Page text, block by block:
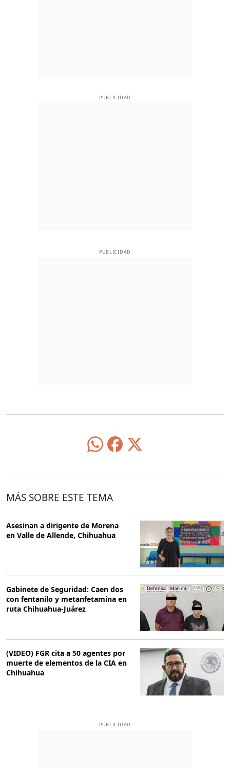
PUBLICIDAD
PUBLICIDAD
MÁS SOBRE ESTE TEMA
Asesinan a dirigente de Morena
en Valle de Allende, Chihuahua
Gabinete de Seguridad: Caen dos
con fentanilo y metanfetamina en
ruta Chihuahua-Juárez
(VIDEO) FGR cita a 50 agentes por
muerte de elementos de la CIA en
Chihuahua
PUBLICIDAD